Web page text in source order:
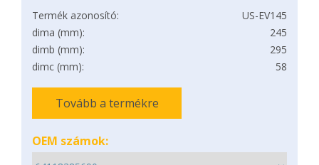
Termék azonosító:
US-EV145
dima (mm):
245
dimb (mm):
295
dimc (mm):
58
Tovább a termékre
OEM számok: